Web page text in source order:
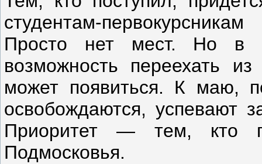
студентам-
Просто нет мест. Но в
возможность переехать
может появиться. К маю,
освобождаются, успевают
Приоритет — тем, кто
Подмосковья.